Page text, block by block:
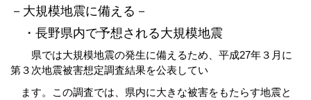
－大規模地震に備える－
・長野県内で予想される大規模地震
県では大規模地震の発生に備えるため、平成27年３月に
第３次地震被害想定調査結果を公表してい
ます。この調査では、県内に大きな被害をもたらす地震と